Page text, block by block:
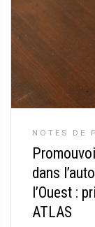
NOTES DE
dans
l’Ouest :
ATLAS